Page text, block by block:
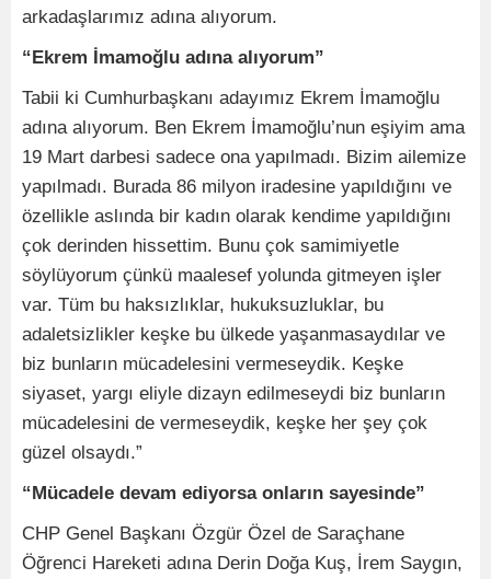
arkadaşlarımız adına alıyorum.
“Ekrem İmamoğlu adına alıyorum”
Tabii ki Cumhurbaşkanı adayımız Ekrem İmamoğlu
adına alıyorum. Ben Ekrem İmamoğlu’nun eşiyim ama
19 Mart darbesi sadece ona yapılmadı. Bizim ailemize
yapılmadı. Burada 86 milyon iradesine yapıldığını ve
özellikle aslında bir kadın olarak kendime yapıldığını
çok derinden hissettim. Bunu çok samimiyetle
söylüyorum çünkü maalesef yolunda gitmeyen işler
var. Tüm bu haksızlıklar, hukuksuzluklar, bu
adaletsizlikler keşke bu ülkede yaşanmasaydılar ve
biz bunların mücadelesini vermeseydik. Keşke
siyaset, yargı eliyle dizayn edilmeseydi biz bunların
mücadelesini de vermeseydik, keşke her şey çok
güzel olsaydı.”
“Mücadele devam ediyorsa onların sayesinde”
CHP Genel Başkanı Özgür Özel de Saraçhane
Öğrenci Hareketi adına Derin Doğa Kuş, İrem Saygın,